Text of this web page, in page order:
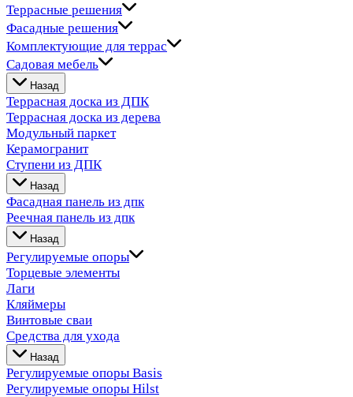
Террасные решения
Фасадные решения
Комплектующие для террас
Садовая мебель
Назад
Террасная доска из ДПК
Террасная доска из дерева
Модульный паркет
Керамогранит
Ступени из ДПК
Назад
Фасадная панель из дпк
Реечная панель из дпк
Назад
Регулируемые опоры
Торцевые элементы
Лаги
Кляймеры
Винтовые сваи
Средства для ухода
Назад
Регулируемые опоры Basis
Регулируемые опоры Hilst